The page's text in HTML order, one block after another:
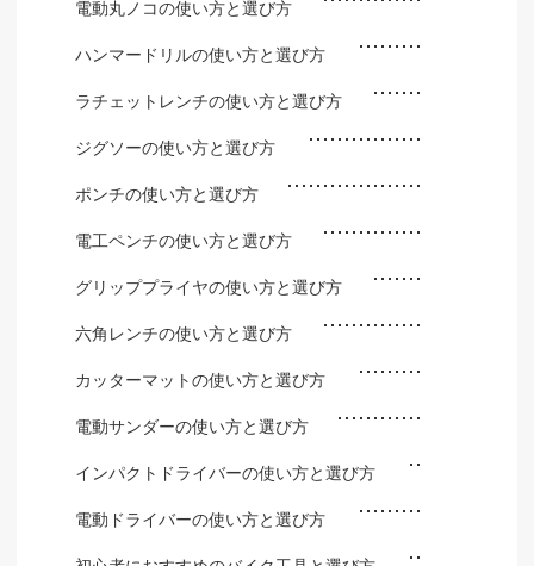
電動丸ノコの使い方と選び方
ハンマードリルの使い方と選び方
ラチェットレンチの使い方と選び方
ジグソーの使い方と選び方
ポンチの使い方と選び方
電工ペンチの使い方と選び方
グリッププライヤの使い方と選び方
六角レンチの使い方と選び方
カッターマットの使い方と選び方
電動サンダーの使い方と選び方
インパクトドライバーの使い方と選び方
電動ドライバーの使い方と選び方